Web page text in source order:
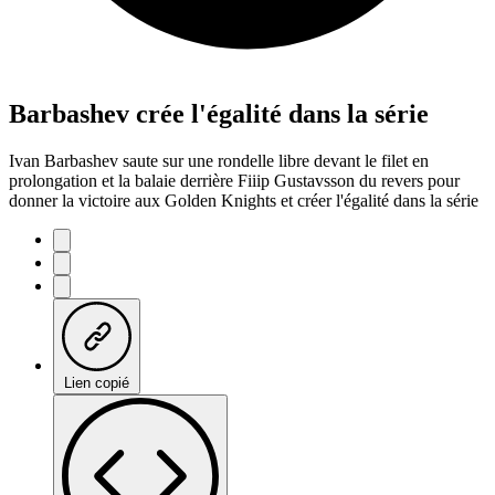
Barbashev crée l'égalité dans la série
Ivan Barbashev saute sur une rondelle libre devant le filet en
prolongation et la balaie derrière Fiiip Gustavsson du revers pour
donner la victoire aux Golden Knights et créer l'égalité dans la série
Lien copié